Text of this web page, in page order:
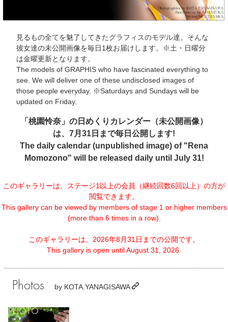
見るもの全てを魅了してきたグラフィスのモデル達。そんな
彼女達の未公開画像を毎日1枚お届けします。※土・日曜分
は金曜更新となります。
The models of GRAPHIS who have fascinated everything to
see. We will deliver one of these undisclosed images of
those people everyday. ※Saturdays and Sundays will be
updated on Friday.
「桃園怜奈」の日めくりカレンダー（未公開画像）
は、7月31日まで毎日公開します!
The daily calendar (unpublished image) of "Rena
Momozono" will be released daily until July 31!
このギャラリーは、ステージ1以上の会員（継続回数6回以上）の方が
閲覧できます。
This gallery can be viewed by members of stage 1 or higher members
(more than 6 times in a row).
このギャラリーは、2026年8月31日までの公開です。
This gallery is open until August 31, 2026.
Photos by KOTA.YANAGISAWA